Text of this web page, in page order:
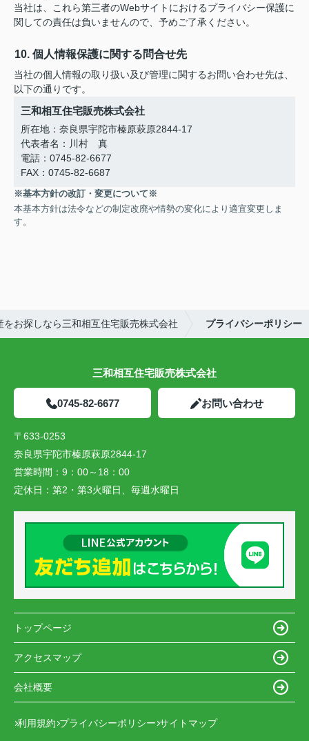
当社は、これら第三者のWebサイトにおけるプライバシー保護に
関しての責任は負いませんので、予めご了承ください。
10. 個人情報保護に関する問合せ先
当社の個人情報の取り扱い及び管理に関するお問い合わせ先は、
以下の通りです。
三和相互住宅販売株式会社
所在地：奈良県宇陀市榛原萩原2844-17
代表者名：川村 真
電話：0745-82-6677
FAX：0745-82-6687
※基本方針の改訂・変更について※
本基本方針は法令などの制定改廃や情勢の変化により適宜変更しま
す。
をお探しなら三和相互住宅販売株式会社 プライバシーポリシー
三和相互住宅販売株式会社
0745-82-6677 お問い合わせ
〒633-0253
奈良県宇陀市榛原萩原2844-17
営業時間： 9：00～18：00
定休日： 第2・第3火曜日、毎週水曜日
トップページ
アクセスマップ
会社概要
利用規約 プライバシーポリシー サイトマップ